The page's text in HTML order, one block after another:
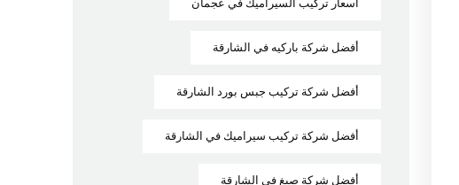
أسعار تركيب السيراميك في عجمان
أفضل شركة باركيه في الشارقة
أفضل شركة تركيب جبس بورد الشارقة
أفضل شركة تركيب سيراميك في الشارقة
أفضل شركة صبغ في الشارقة